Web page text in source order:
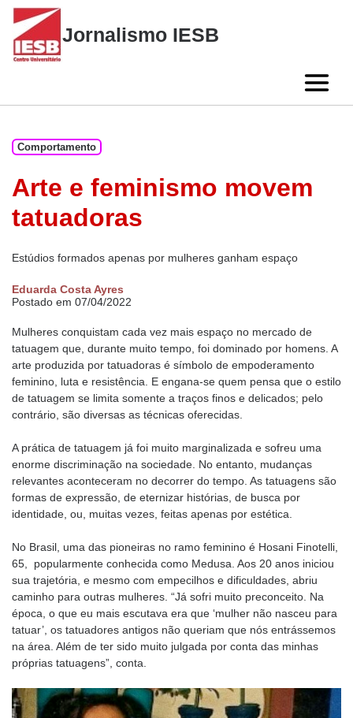
Skip
content
Jornalismo IESB
Comportamento
Arte e feminismo movem
tatuadoras
Estúdios formados apenas por mulheres ganham espaço
Eduarda Costa Ayres
Postado em 07/04/2022
Mulheres conquistam cada vez mais espaço no mercado de
tatuagem que, durante muito tempo, foi dominado por homens. A
arte produzida por tatuadoras é símbolo de empoderamento
feminino, luta e resistência. E engana-se quem pensa que o estilo
de tatuagem se limita somente a traços finos e delicados; pelo
contrário, são diversas as técnicas oferecidas.
A prática de tatuagem já foi muito marginalizada e sofreu uma
enorme discriminação na sociedade. No entanto, mudanças
relevantes aconteceram no decorrer do tempo. As tatuagens são
formas de expressão, de eternizar histórias, de busca por
identidade, ou, muitas vezes, feitas apenas por estética.
No Brasil, uma das pioneiras no ramo feminino é Hosani Finotelli,
65, popularmente conhecida como Medusa. Aos 20 anos iniciou
sua trajetória, e mesmo com empecilhos e dificuldades, abriu
caminho para outras mulheres. “Já sofri muito preconceito. Na
época, o que eu mais escutava era que ‘mulher não nasceu para
tatuar’, os tatuadores antigos não queriam que nós entrássemos
na área. Além de ter sido muito julgada por conta das minhas
próprias tatuagens”, conta.